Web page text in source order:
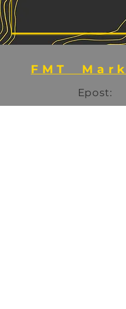
FMT
Epost: